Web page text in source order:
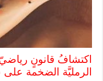
اكتشافُ قانونٍ
الرمليَّة الضخمة